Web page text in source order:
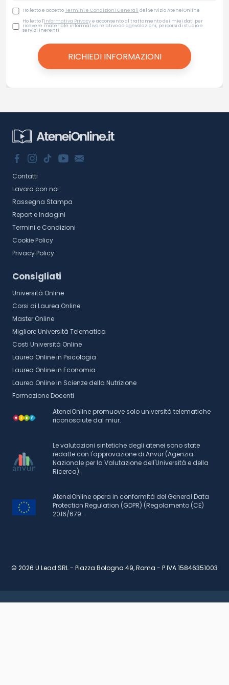
Ho letto e accettoTermini e Condizioni Generali del Servizio AteneiOnline
Ho letto l'Informativa Privacye acconsento al trattamento dei miei dati per
ricevere materiale informativo relativo ad agevolazioni, percorsi di studio e
servizi inerenti
Contatti
Lavora con noi
Rassegna Stampa
Report e Indagini
Termini e Condizioni
Cookie Policy
Privacy Policy
Consigliati
Università Online
Corsi di Laurea Online
Master Online
Migliore Università Telematica
Costi Università Online
Laurea Online in Psicologia
Laurea Online in Economia
Laurea Online in Scienze della Nutrizione
Formazione Docenti
AteneiOnline promuove solo università telematiche
riconosciute dal miur.
Le valutazioni sintetiche degli atenei sono state
redatte con l'approvazione di Anvur (Agenzia
Nazionale per la Valutazione dell'Università e della
Ricerca).
AteneiOnline opera in conformità del General Data
Protection Regulation (GDPR) (Regolamento (CE)
2016/679.
© 2026 U Lead SRL - Piazza Bologna 49, Roma - P.IVA 15846351003